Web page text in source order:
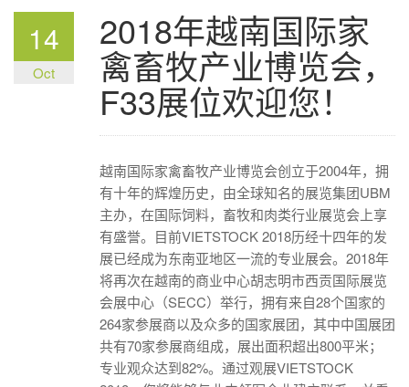
14
Oct
2018年越南国际家
禽畜牧产业博览会，
F33展位欢迎您！
越南国际家禽畜牧产业博览会创立于2004年，拥
有十年的辉煌历史，由全球知名的展览集团UBM
主办，在国际饲料，畜牧和肉类行业展览会上享
有盛誉。目前VIETSTOCK 2018历经十四年的发
展已经成为东南亚地区一流的专业展会。2018年
将再次在越南的商业中心胡志明市西贡国际展览
会展中心（SECC）举行，拥有来自28个国家的
264家参展商以及众多的国家展团，其中中国展团
共有70家参展商组成，展出面积超出800平米；
专业观众达到82%。通过观展VIETSTOCK